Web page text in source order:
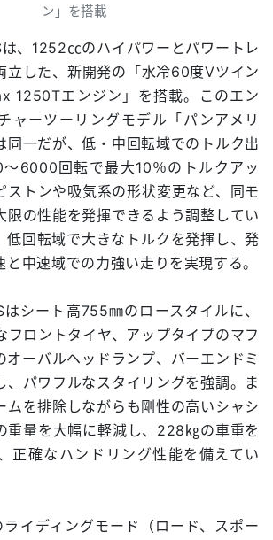
ン」を搭載
、1252㏄のハイパワーとパワートレ
立した、新開発の「水冷60度Vツイン
1250Tエンジン」を搭載。このエン
ャーツーリングモデル「パンアメリ
同一だが、低・中回転域でのトルク出
6000回転で最大10％のトルクアッ
ストンや吸気系の形状変更など、同モ
限の性能を発揮できるよう調整してい
低回転域で大きなトルクを発揮し、発
中速域での力強い走りを実現する。
シート高755㎜のロースタイルに、
フロントタイヤ、アップタイプのマフ
オーバルヘッドランプ、バーエンドミ
、パワフルなスタイリングを強調。ま
ムを排除しながらも剛性の高いシャシ
重量を大幅に軽減し、228㎏の車重を
正確なハンドリング性能を備えてい
イディングモード（ロード、スポー